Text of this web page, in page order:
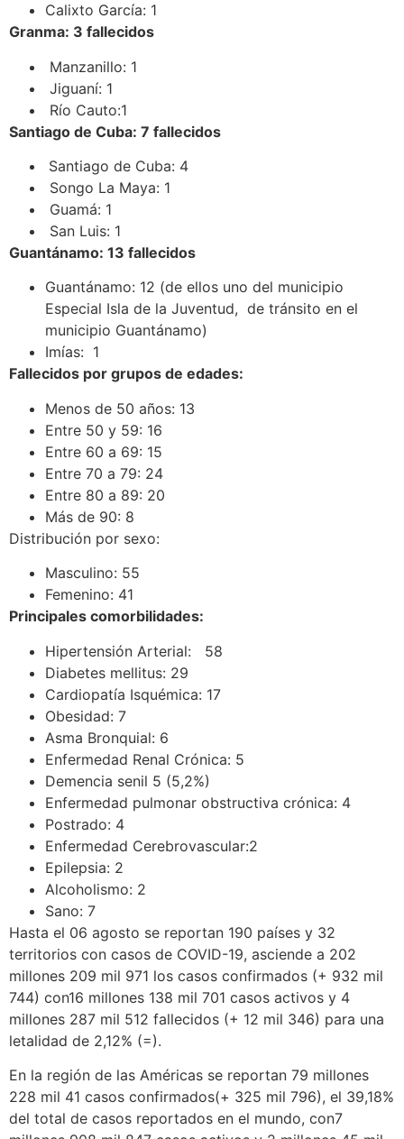
Calixto García: 1
Granma: 3 fallecidos
Manzanillo: 1
Jiguaní: 1
Río Cauto:1
Santiago de Cuba: 7 fallecidos
Santiago de Cuba: 4
Songo La Maya: 1
Guamá: 1
San Luis: 1
Guantánamo: 13 fallecidos
Guantánamo: 12 (de ellos uno del municipio
Especial Isla de la Juventud, de tránsito en el
municipio Guantánamo)
Imías: 1
Fallecidos por grupos de edades:
Menos de 50 años: 13
Entre 50 y 59: 16
Entre 60 a 69: 15
Entre 70 a 79: 24
Entre 80 a 89: 20
Más de 90: 8
Distribución por sexo:
Masculino: 55
Femenino: 41
Principales comorbilidades:
Hipertensión Arterial: 58
Diabetes mellitus: 29
Cardiopatía Isquémica: 17
Obesidad: 7
Asma Bronquial: 6
Enfermedad Renal Crónica: 5
Demencia senil 5 (5,2%)
Enfermedad pulmonar obstructiva crónica: 4
Postrado: 4
Enfermedad Cerebrovascular:2
Epilepsia: 2
Alcoholismo: 2
Sano: 7
Hasta el 06 agosto se reportan 190 países y 32
territorios con casos de COVID-19, asciende a 202
millones 209 mil 971 los casos confirmados (+ 932 mil
744) con16 millones 138 mil 701 casos activos y 4
millones 287 mil 512 fallecidos (+ 12 mil 346) para una
letalidad de 2,12% (=).
En la región de las Américas se reportan 79 millones
228 mil 41 casos confirmados(+ 325 mil 796), el 39,18%
del total de casos reportados en el mundo, con7